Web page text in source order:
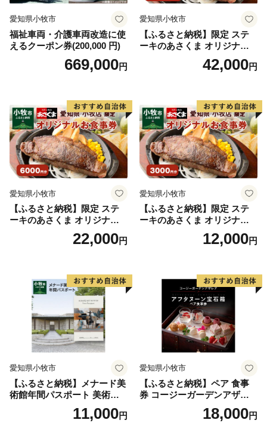
【天然記念物 歌才ブナ林】
市街地からわずか2kmの場所に、約92haのブナの原生林
「歌才ブナ林」（1928(昭和3)年「自生北限のブナ林」
として国の天然記念物に指定）が広がっており、散策路
では、幹が伸び枝葉が上に広がる「北のヤシの木」と呼
護活動により２度の伐採の危機を乗り越え、現在、まち
のシンボルとして多くの人たちに親しまれています。
2004(平成16)年には、これまでのブナを活用したまちづ
くりと、歌才に加え添別・白井川の３つの地域の地理
的・学術的価値が評価され、本町のブナ林は「北限のブ
ナ林」として、北海道遺産に選定されています。
◆各お問い合わせ先はこちら◆
１．受領証明書再発行・ワンストップ受付状況について
自動音声応答サービス
必要です
※休日・夜間も対応
２．お礼の品・配送について
黒松内町ふるさと納税コールセンター
営業時間 ９：００～１７：３０（祝土日を除く）
TEL：０１１－８８７－７３７３
Mail：kuromatsunai_furusato@souplesse.jp
※１２月は土・日曜日も対応しております
愛知県小牧市
福祉車両・介護車両改造に使
えるクーポン券(200,000 円)
669,000円
愛知県小牧市
【ふるさと納税】限定 ステ
ーキのあさくま オリジナル
お食事券 12000円 お好きなメ
ニュー 好きなだけ コーンス
県 小牧店 小牧市 チケット 送
料無料
42,000円
愛知県小牧市
【ふるさと納税】限定 ステ
ーキのあさくま オリジナル
お食事券 6000円 お好きなメ
ニュー 好きなだけ コーンス
県 小牧店 小牧市 チケット 送
料無料
22,000円
愛知県小牧市
【ふるさと納税】限定 ステ
ーキのあさくま オリジナル
お食事券 3000円 お好きなメ
ニュー 好きなだけ コーンス
県 小牧店 小牧市 チケット 送
12,000円
愛知県小牧市
【ふるさと納税】メナード美
術館年間パスポート 美術館
11,000円
愛知県小牧市
【ふるさと納税】ペア 食事
券 コージーガーデンアザレ
ア アフタヌーン宝石箱 ホテ
ル特製 デザート 6種類 サン
18,000円